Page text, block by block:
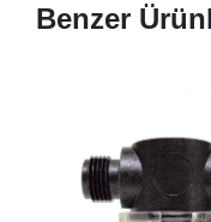
Benzer